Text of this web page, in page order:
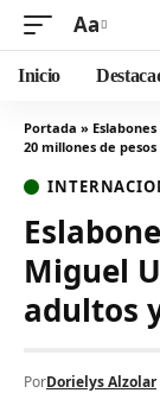
Aa
Inicio
Portada »
20 millones de pesos
Miguel
adultos
PorDorielys Alzolar